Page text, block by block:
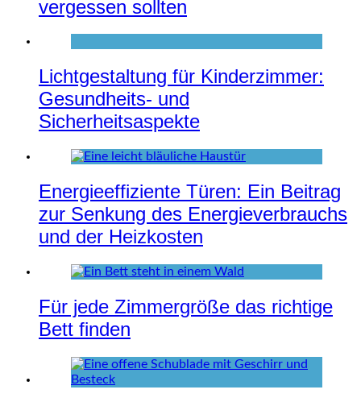
vergessen sollten
Lichtgestaltung für Kinderzimmer:
Gesundheits- und
Sicherheitsaspekte
Energieeffiziente Türen: Ein Beitrag
zur Senkung des Energieverbrauchs
und der Heizkosten
Für jede Zimmergröße das richtige
Bett finden